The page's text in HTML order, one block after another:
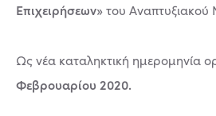
Επιχειρήσεων»του
Ως νέα καταληκτική ημερομηνία
Φεβρουαρίου 2020.